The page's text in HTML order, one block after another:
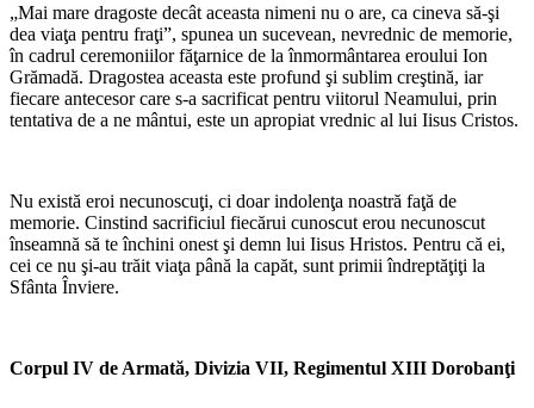
„Mai mare dragoste decât aceasta nimeni nu o are, ca cineva să-şi
dea viaţa pentru fraţi”, spunea un sucevean, nevrednic de memorie,
în cadrul ceremoniilor făţarnice de la înmormântarea eroului Ion
Grămadă. Dragostea aceasta este profund şi sublim creştină, iar
fiecare antecesor care s-a sacrificat pentru viitorul Neamului, prin
tentativa de a ne mântui, este un apropiat vrednic al lui Iisus Cristos.
Nu există eroi necunoscuţi, ci doar indolenţa noastră faţă de
memorie. Cinstind sacrificiul fiecărui cunoscut erou necunoscut
înseamnă să te închini onest şi demn lui Iisus Hristos. Pentru că ei,
cei ce nu şi-au trăit viaţa până la capăt, sunt primii îndreptăţiţi la
Sfânta Înviere.
Corpul IV de Armată, Divizia VII, Regimentul XIII Dorobanţi